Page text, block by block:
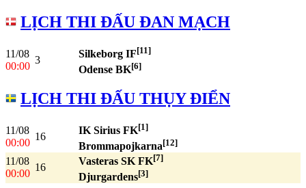
LỊCH THI ĐẤU ĐAN MẠCH
11/08
00:00
3
Silkeborg IF[11]
Odense BK[6]
LỊCH THI ĐẤU THỤY ĐIỂN
11/08
00:00
16
IK Sirius FK[1]
Brommapojkarna[12]
11/08
00:00
16
Vasteras SK FK[7]
Djurgardens[3]